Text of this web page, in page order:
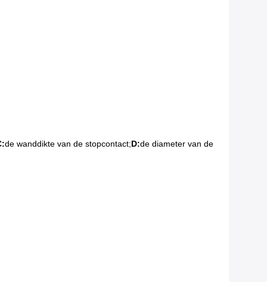
de wanddikte van de stopcontact;D:de diameter van de